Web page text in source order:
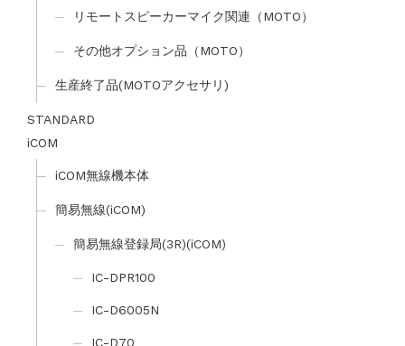
リモートスピーカーマイク関連（MOTO）
その他オプション品（MOTO）
生産終了品(MOTOアクセサリ)
STANDARD
iCOM
iCOM無線機本体
簡易無線(iCOM)
簡易無線登録局(3R)(iCOM)
IC-DPR100
IC-D6005N
IC-D70